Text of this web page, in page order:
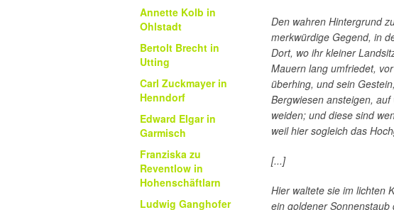
Annette Kolb in
Ohlstadt
Bertolt Brecht in
Utting
Carl Zuckmayer in
Henndorf
Edward Elgar in
Garmisch
Franziska zu
Reventlow in
Hohenschäftlarn
Ludwig Ganghofer
Den wahren Hintergrund
merkwürdige Gegend, in
Dort, wo ihr kleiner
Mauern lang umfriedet,
überhing, und sein
Bergwiesen ansteigen,
weiden; und diese sind
weil hier sogleich das
[...]
Hier waltete sie im lichten
ein goldener